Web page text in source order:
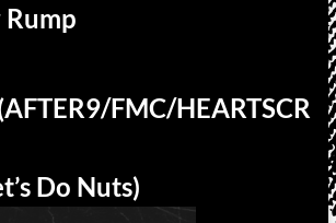
Rump
FMC/HEARTSCR
Do Nuts)